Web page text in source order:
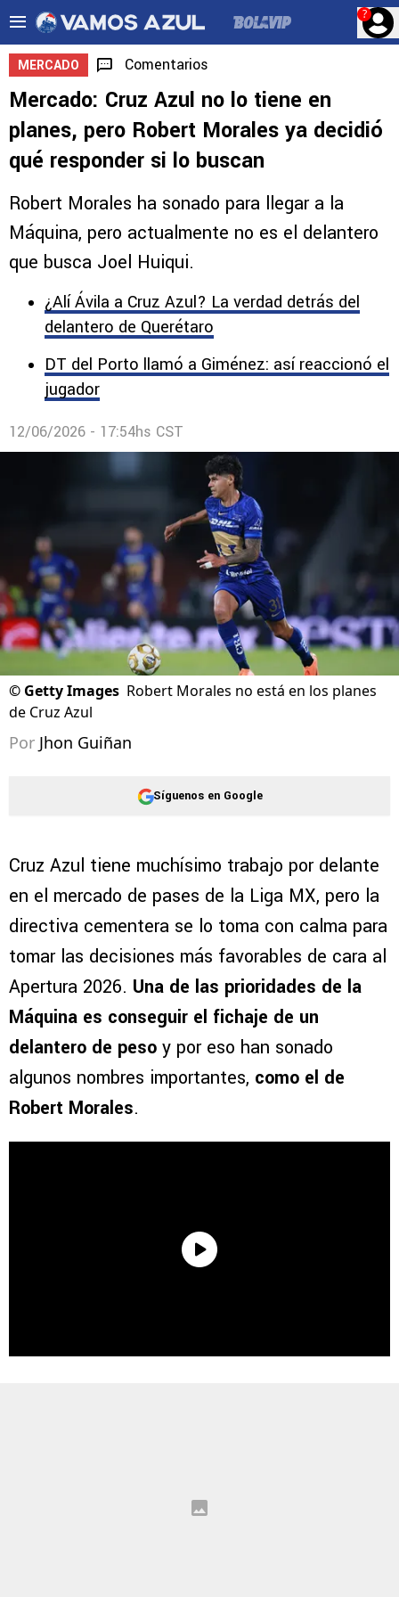
?
MERCADO Comentarios
Mercado: Cruz Azul no lo tiene en
planes, pero Robert Morales ya decidió
qué responder si lo buscan
Robert Morales ha sonado para llegar a la
Máquina, pero actualmente no es el delantero
que busca Joel Huiqui.
¿Alí Ávila a Cruz Azul? La verdad detrás del
delantero de Querétaro
DT del Porto llamó a Giménez: así reaccionó el
jugador
12/06/2026 - 17:54hs CST
© Getty Images Robert Morales no está en los planes
de Cruz Azul
Por Jhon Guiñan
Síguenos en Google
Cruz Azul tiene muchísimo trabajo por delante
en el mercado de pases de la Liga MX, pero la
directiva cementera se lo toma con calma para
tomar las decisiones más favorables de cara al
Apertura 2026. Una de las prioridades de la
Máquina es conseguir el fichaje de un
delantero de peso y por eso han sonado
algunos nombres importantes, como el de
Robert Morales.